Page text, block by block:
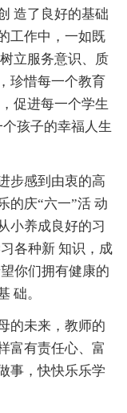
造了良好的基础
工作中，一如既
立服务意识、质
珍惜每一个教育
促进每一个学生
孩子的幸福人生
步感到由衷的高
的庆“六一”活 动
小养成良好的习
各种新 知识，成
你们拥有健康的
础。
的未来，教师的
富有责任心、富
事，快快乐乐学